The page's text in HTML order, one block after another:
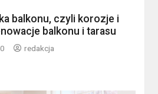
balkonu, czyli korozje i
balkonu i tarasu
redakcja